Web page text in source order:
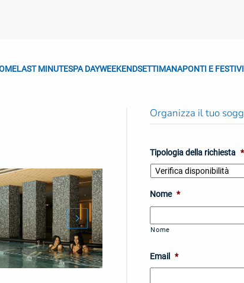
LAST MINUTESPA DAYWEEKENDSETTIMANAPONTI E
Organizza il tuo
Tipologia della richiesta *
Nome *
Nome
Email *